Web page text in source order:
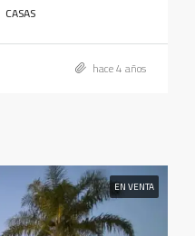
CASAS
hace 4 años
EN VENTA